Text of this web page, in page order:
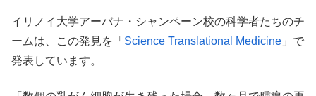
イリノイ大学アーバナ・シャンペーン校の科学者たちのチ
ームは、この発見を「 Science Translational Medicine 」で
発表しています。